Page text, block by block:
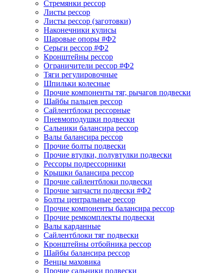
Стремянки рессор
Листы рессор
Листы рессор (заготовки)
Наконечники кулисы
Шаровые опоры #Ф2
Серьги рессор #Ф2
Кронштейны рессор
Ограничители рессор #Ф2
Тяги регулировочные
Шпильки колесные
Прочие компоненты тяг, рычагов подвески
Шайбы пальцев рессор
Сайлентблоки рессорные
Пневмоподушки подвески
Сальники балансира рессор
Валы балансира рессор
Прочие болты подвески
Прочие втулки, полувтулки подвески
Рессоры подрессорники
Крышки балансира рессор
Прочие сайлентблоки подвески
Прочие запчасти подвески #Ф2
Болты центральные рессор
Прочие компоненты балансира рессор
Прочие ремкомплекты подвески
Валы карданные
Сайлентблоки тяг подвески
Кронштейны отбойника рессор
Шайбы балансира рессор
Венцы маховика
Прочие сальники подвески